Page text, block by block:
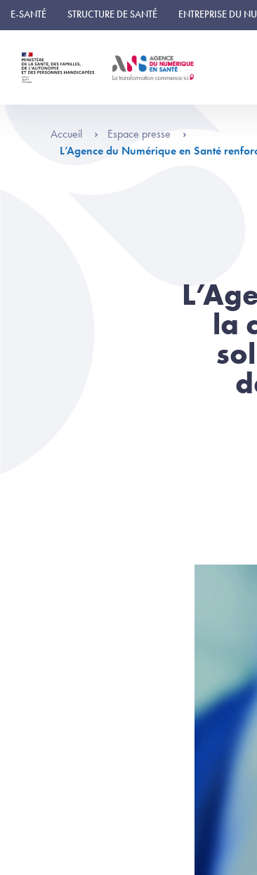
Panneau de gestion des cookies
E-SANTÉ STRUCTURE DE SANTÉ ENTREPRISE DU
Accueil
Espace presse
L’Agence du Numérique en Santé
la